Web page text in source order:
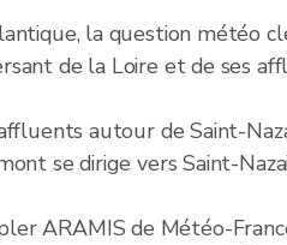
la question
de la Loire et de ses
autour de Saint-
se dirige vers Saint-
ARAMIS de Météo-